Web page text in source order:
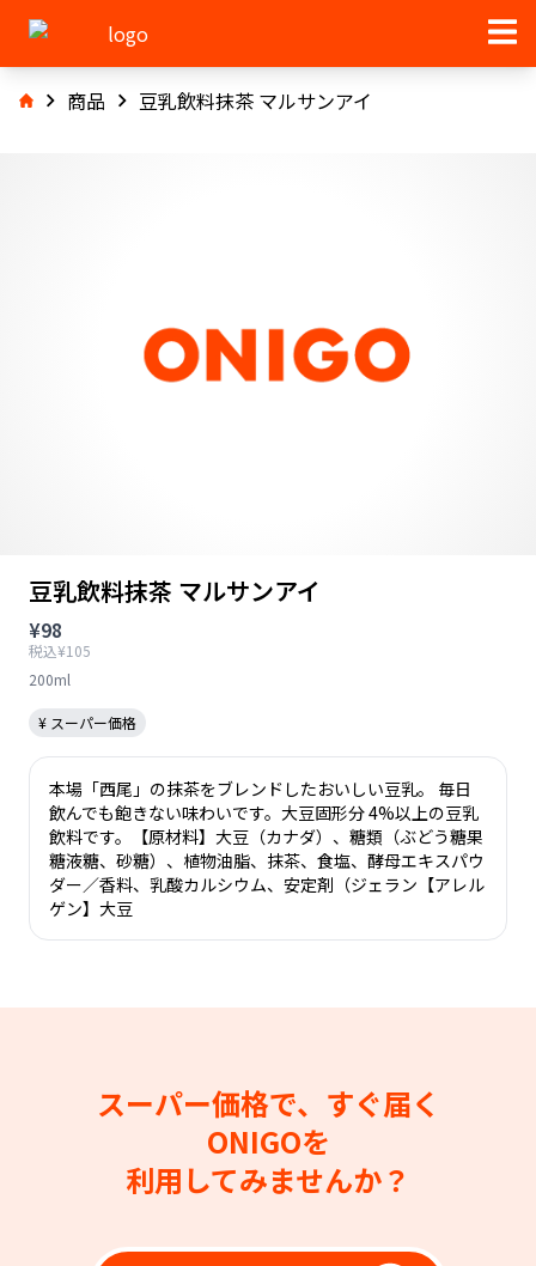
商品 豆乳飲料抹茶 マルサンアイ
豆乳飲料抹茶 マルサンアイ
¥98
税込¥105
200ml
¥ スーパー価格
本場「西尾」の抹茶をブレンドしたおいしい豆乳。 毎日
飲んでも飽きない味わいです。大豆固形分 4%以上の豆乳
飲料です。【原材料】大豆（カナダ）、糖類（ぶどう糖果
糖液糖、砂糖）、植物油脂、抹茶、食塩、酵母エキスパウ
ダー／香料、乳酸カルシウム、安定剤（ジェラン【アレル
ゲン】大豆
スーパー価格で、すぐ届く
ONIGOを
利用してみませんか？